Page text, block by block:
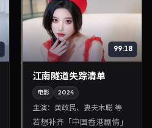
99:18
江南隧道失踪清单
电影 2024
主演：黄政民、妻夫木聪 等
若想补齐「中国香港剧情」